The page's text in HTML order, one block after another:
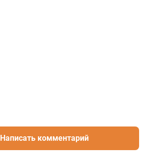
Написать комментарий